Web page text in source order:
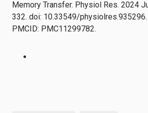
Memory Transfer. Physiol Res. 2024
332. doi: 10.33549/
PMCID: PMC11299782.